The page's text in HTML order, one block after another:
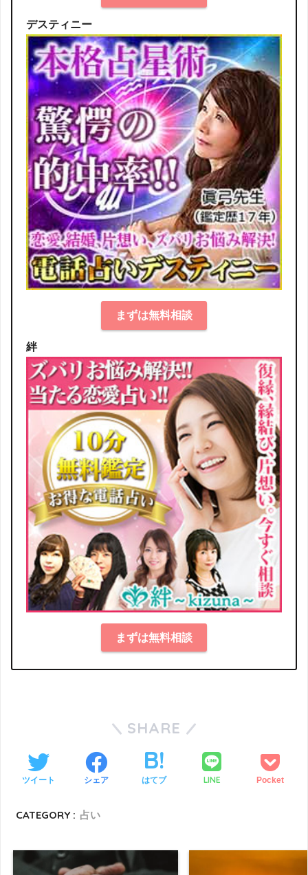
デスティニー
まずは無料相談
絆
まずは無料相談
SHARE
ツイート シェア はてブ LINE Pocket
CATEGORY : 占い